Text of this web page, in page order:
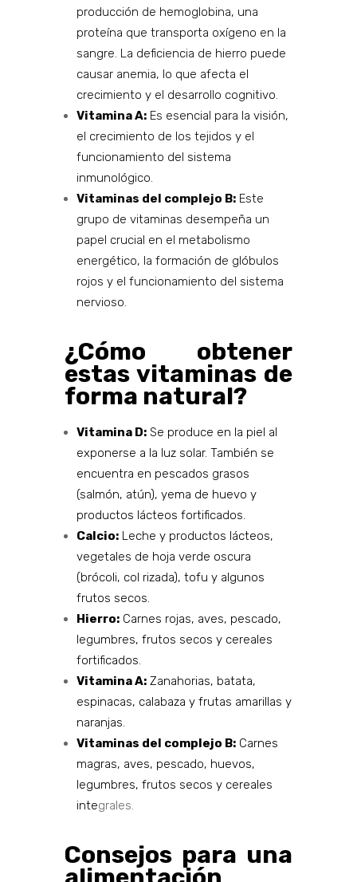
producción de hemoglobina, una
proteína que transporta oxígeno en la
sangre. La deficiencia de hierro puede
causar anemia, lo que afecta el
crecimiento y el desarrollo cognitivo.
Vitamina A:Es esencial para la visión,
el crecimiento de los tejidos y el
funcionamiento del sistema
inmunológico.
Vitaminas del complejo B:Este
grupo de vitaminas desempeña un
papel crucial en el metabolismo
energético, la formación de glóbulos
rojos y el funcionamiento del sistema
nervioso.
¿Cómo obtener
estas vitaminas de
forma natural?
Vitamina D:Se produce en la piel al
exponerse a la luz solar. También se
encuentra en pescados grasos
(salmón, atún), yema de huevo y
productos lácteos fortificados.
Calcio:Leche y productos lácteos,
vegetales de hoja verde oscura
(brócoli, col rizada), tofu y algunos
frutos secos.
Hierro:Carnes rojas, aves, pescado,
legumbres, frutos secos y cereales
fortificados.
Vitamina A:Zanahorias, batata,
espinacas, calabaza y frutas amarillas y
naranjas.
Vitaminas del complejo B:Carnes
magras, aves, pescado, huevos,
legumbres, frutos secos y cereales
integrales.
Consejos para una